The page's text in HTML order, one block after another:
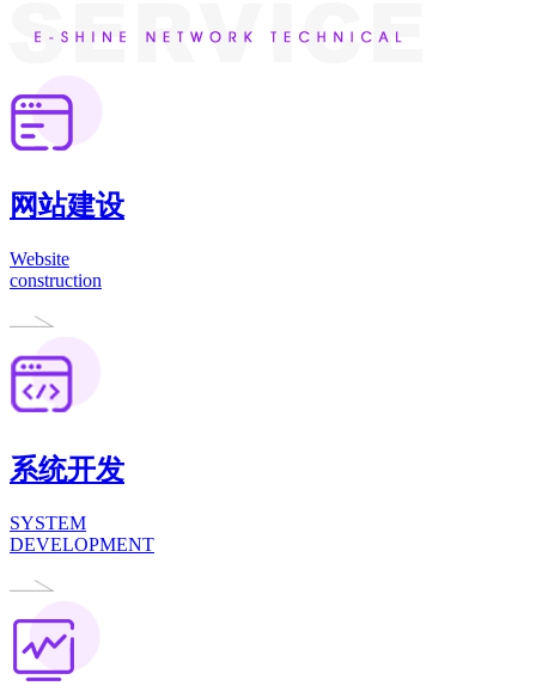
网站建设
Website
construction
系统开发
SYSTEM
DEVELOPMENT